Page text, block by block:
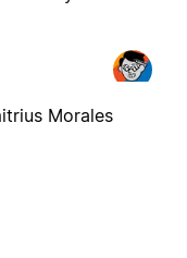
Dymitrius Morales